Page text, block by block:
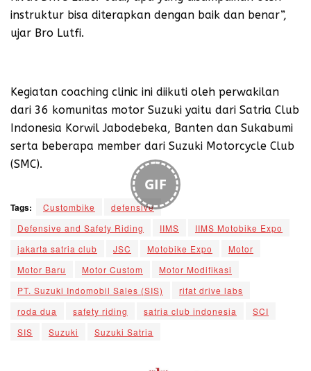
instruktur bisa diterapkan dengan baik dan benar”,
ujar Bro Lutfi.
Kegiatan coaching clinic ini diikuti oleh perwakilan
dari 36 komunitas motor Suzuki yaitu dari Satria Club
Indonesia Korwil Jabodebeka, Banten dan Sukabumi
serta beberapa member dari Suzuki Motorcycle Club
(SMC).
GIF
Tags: Custombike
defensive
Defensive and Safety Riding
IIMS
IIMS Motobike Expo
jakarta satria club
JSC Motobike Expo
Motor
Motor Baru
Motor Custom
Motor Modifikasi
PT. Suzuki Indomobil Sales (SIS)
rifat drive labs
roda dua
safety riding satria club indonesia
SCI
SIS
Suzuki Suzuki Satria